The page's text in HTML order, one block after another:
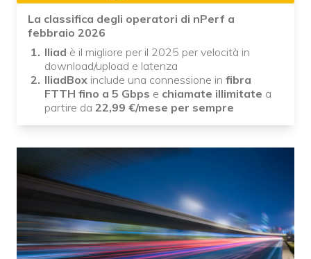
La classifica degli operatori di nPerf a
febbraio 2026
Iliad è il migliore per il 2025 per velocità in
download/upload e latenza
IliadBox include una connessione in fibra
FTTH fino a 5 Gbps e chiamate illimitate a
partire da 22,99 €/mese per sempre